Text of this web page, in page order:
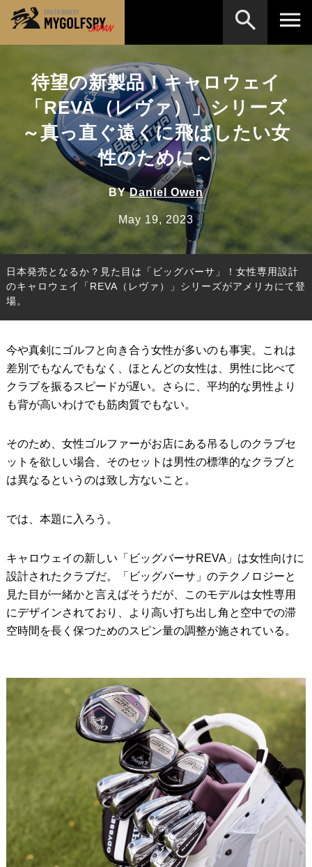
待望の新製品！キャロウェイ
「REVA（レヴァ）」シリーズ
～真っ直ぐ遠くに飛ばしたい女
性のために～
BYDaniel Owen
May 19, 2023
日本発売となるか？見た目は「ビッグバーサ」！女性専用設計
のキャロウェイ「REVA（レヴァ）」シリーズがアメリカにて登
場。
今や真剣にゴルフと向き合う女性が多いのも事実。これは
差別でもなんでもなく、ほとんどの女性は、男性に比べて
クラブを振るスピードが遅い。さらに、平均的な男性より
も背が高いわけでも筋肉質でもない。
そのため、女性ゴルファーがお店にある吊るしのクラブセ
ットを欲しい場合、そのセットは男性の標準的なクラブと
は異なるというのは致し方ないこと。
では、本題に入ろう。
キャロウェイの新しい「ビッグバーサREVA」は女性向けに
設計されたクラブだ。「ビッグバーサ」のテクノロジーと
見た目が一緒かと言えばそうだが、このモデルは女性専用
にデザインされており、より高い打ち出し角と空中での滞
空時間を長く保つためのスピン量の調整が施されている。
MOST WANTED テストランキング
NEW RELEASES 新製品情報
HOW TO ゴルフ上達・実践テクニック
テスト・データ検証
Golf News ゴルフニュース
REVIEWS 製品レビュー
DRIVERS ドライバー
FAIRWAY WOODS フェアウェイウッド
HYBRIDS
WEDGES ウェッジ
PUTTERS
Editor’s Picks 編集部のおすすめ
Our Team 私たちのチーム
Our Mission 私たちの使命
※メーカー名やクラブ名など、検索したい事柄を入
力してください。
検索